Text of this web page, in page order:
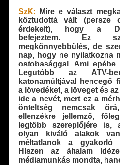
SzK: Mire e választ
köztudottá vált (persze
érdekelt), hogy a
befejeztem. Ez
megkönnyebbülés, de
nap, hogy ne nyilatkozna
ostobasággal. Ami
Legutóbb az ATV-
katonamúltjával hencegő
a lövedéket, a löveget és
ide a nevét, mert ez a
önteltség nemcsak
ellenzékre jellemző,
legtöbb szereplőjére is,
olyan kiváló alakok
méltatlanok a gyakorló
Hiszen az általam
médiamunkás mondta,